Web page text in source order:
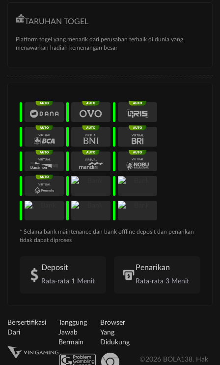
TARUHAN TOGEL
Platform togel yang menarik dari perusahan terbaik di dunia yang
menawarkan hadiah kemenangan besar
* Selama bank maintenance dan bank offline deposit dan penarikan
tidak dapat diproses
Deposit
Rata-rata 1 Menit
Penarikan
Rata-rata 3 Menit
Bersertifikasi
Dari
Tanggung
Jawab
Bermain
Browser
Yang
Didukung
©2026 BOLA138. Hak